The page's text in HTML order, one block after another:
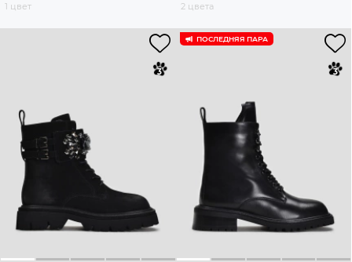
1 цвет
2 цвета
ПОСЛЕДНЯЯ ПАРА